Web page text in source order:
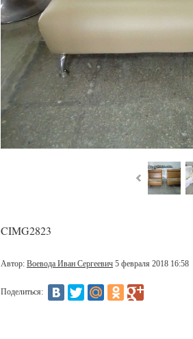
CIMG2823
Автор: Воевода Иван Сергеевич 5 февраля 2018 16:58
Поделиться: